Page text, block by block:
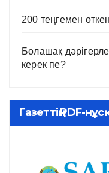
200 теңгемен
Болашақ
керек пе?
Газеттің PDF-